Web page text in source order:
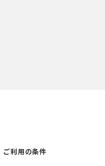
ご利用の条件